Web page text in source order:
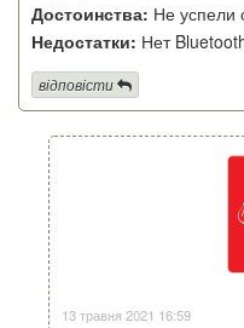
Достоинства: Не успели
Недостатки: Нет
відповісти
13 травня 2021 16:59